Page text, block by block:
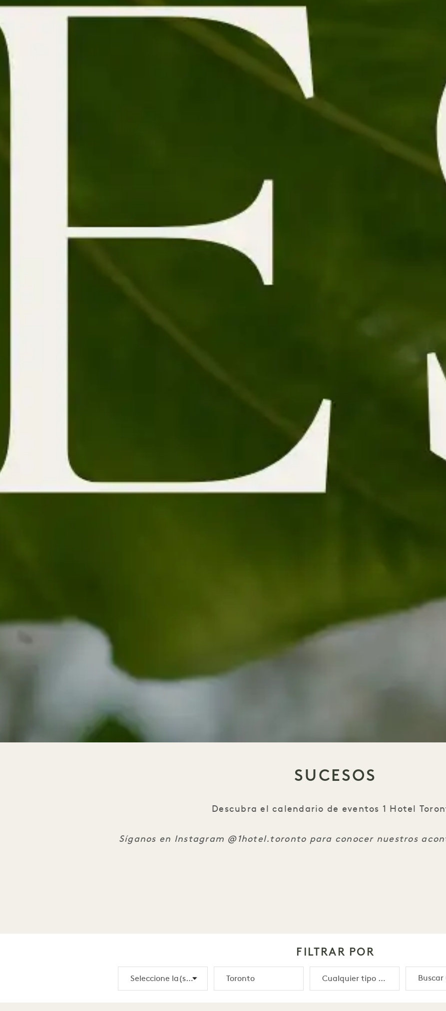
SUCESOS
Descubra el calendario de eventos 1 Hotel
Síganos en Instagram @1hotel.toronto para conocer nuestros
FILTRAR POR